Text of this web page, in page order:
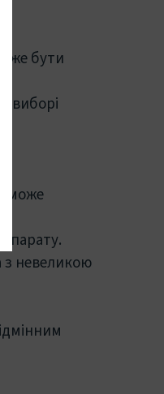
бути
виборі
може
з невеликою